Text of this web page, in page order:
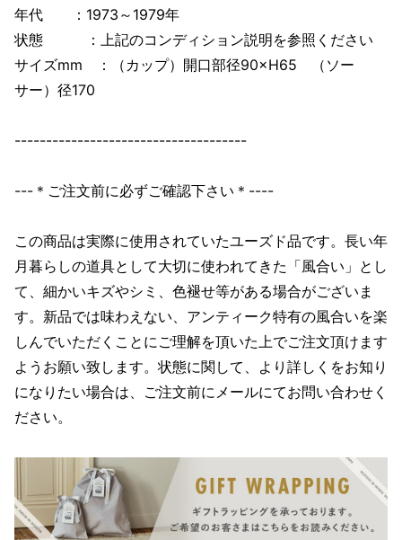
年代 ：1973～1979年
状態 ：上記のコンディション説明を参照ください
サイズmm ：（カップ）開口部径90×H65 （ソー
サー）径170
-------------------------------------
---＊ご注文前に必ずご確認下さい＊----
この商品は実際に使用されていたユーズド品です。長い年
月暮らしの道具として大切に使われてきた「風合い」とし
て、細かいキズやシミ、色褪せ等がある場合がございま
す。新品では味わえない、アンティーク特有の風合いを楽
しんでいただくことにご理解を頂いた上でご注文頂けます
ようお願い致します。状態に関して、より詳しくをお知り
になりたい場合は、ご注文前にメールにてお問い合わせく
ださい。